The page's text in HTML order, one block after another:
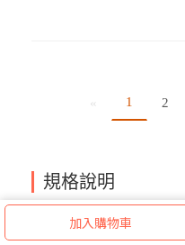
加入購物車
« 1 2
規格說明
睡眠噴霧使用注意事項